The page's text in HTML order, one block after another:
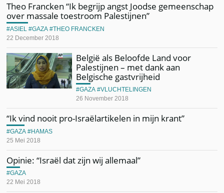
Theo Francken “Ik begrijp angst Joodse gemeenschap
over massale toestroom Palestijnen”
22 December 2018
ASIEL GAZA THEO FRANCKEN
België als Beloofde Land voor
Palestijnen – met dank aan
Belgische gastvrijheid
26 November 2018
GAZA VLUCHTELINGEN
“Ik vind nooit pro-Israëlartikelen in mijn krant”
25 Mei 2018
GAZA HAMAS
Opinie: “Israël dat zijn wij allemaal”
22 Mei 2018
GAZA